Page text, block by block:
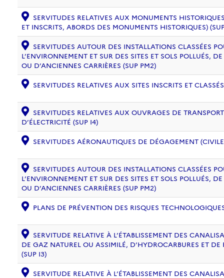
SERVITUDES RELATIVES AUX MONUMENTS
ET INSCRITS, ABORDS DES MONUMENTS HISTORIQUES)
SERVITUDES AUTOUR DES INSTALLATIONS CLASSÉES
L’ENVIRONNEMENT ET SUR DES SITES ET SOLS POLLUÉS,
OU D’ANCIENNES CARRIÈRES (SUP PM2)
SERVITUDES RELATIVES AUX SITES INSCRITS ET
SERVITUDES RELATIVES AUX OUVRAGES DE
D’ÉLECTRICITÉ (SUP I4)
SERVITUDES AÉRONAUTIQUES DE DÉGAGEMENT
SERVITUDES AUTOUR DES INSTALLATIONS CLASSÉES
L’ENVIRONNEMENT ET SUR DES SITES ET SOLS POLLUÉS,
OU D’ANCIENNES CARRIÈRES (SUP PM2)
PLANS DE PRÉVENTION DES RISQUES
SERVITUDE RELATIVE À L’ÉTABLISSEMENT DES
DE GAZ NATUREL OU ASSIMILÉ, D’HYDROCARBURES ET
(SUP I3)
SERVITUDE RELATIVE À L’ÉTABLISSEMENT DES